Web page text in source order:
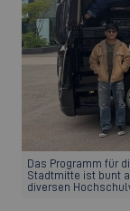
Das Programm für
Stadtmitte ist bunt
diversen